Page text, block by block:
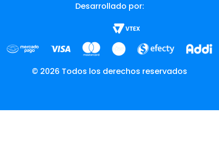
Desarrollado por:
© 2026 Todos los derechos reservados